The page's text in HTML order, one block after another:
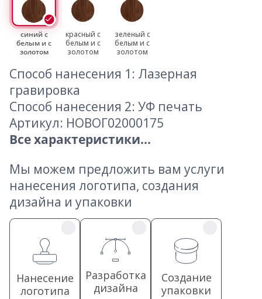
синий с
белым и с
золотом
красный с
белым и с
золотом
зеленый с
белым и с
золотом
Способ нанесения 1: Лазерная
гравировка
Способ нанесения 2: УФ печать
Артикул: НОВОГ02000175
Все характеристики...
Мы можем предложить вам услуги
нанесения логотипа, создания
дизайна и упаковки
Нанесение
логотипа
Разработка
дизайна
Создание
упаковки